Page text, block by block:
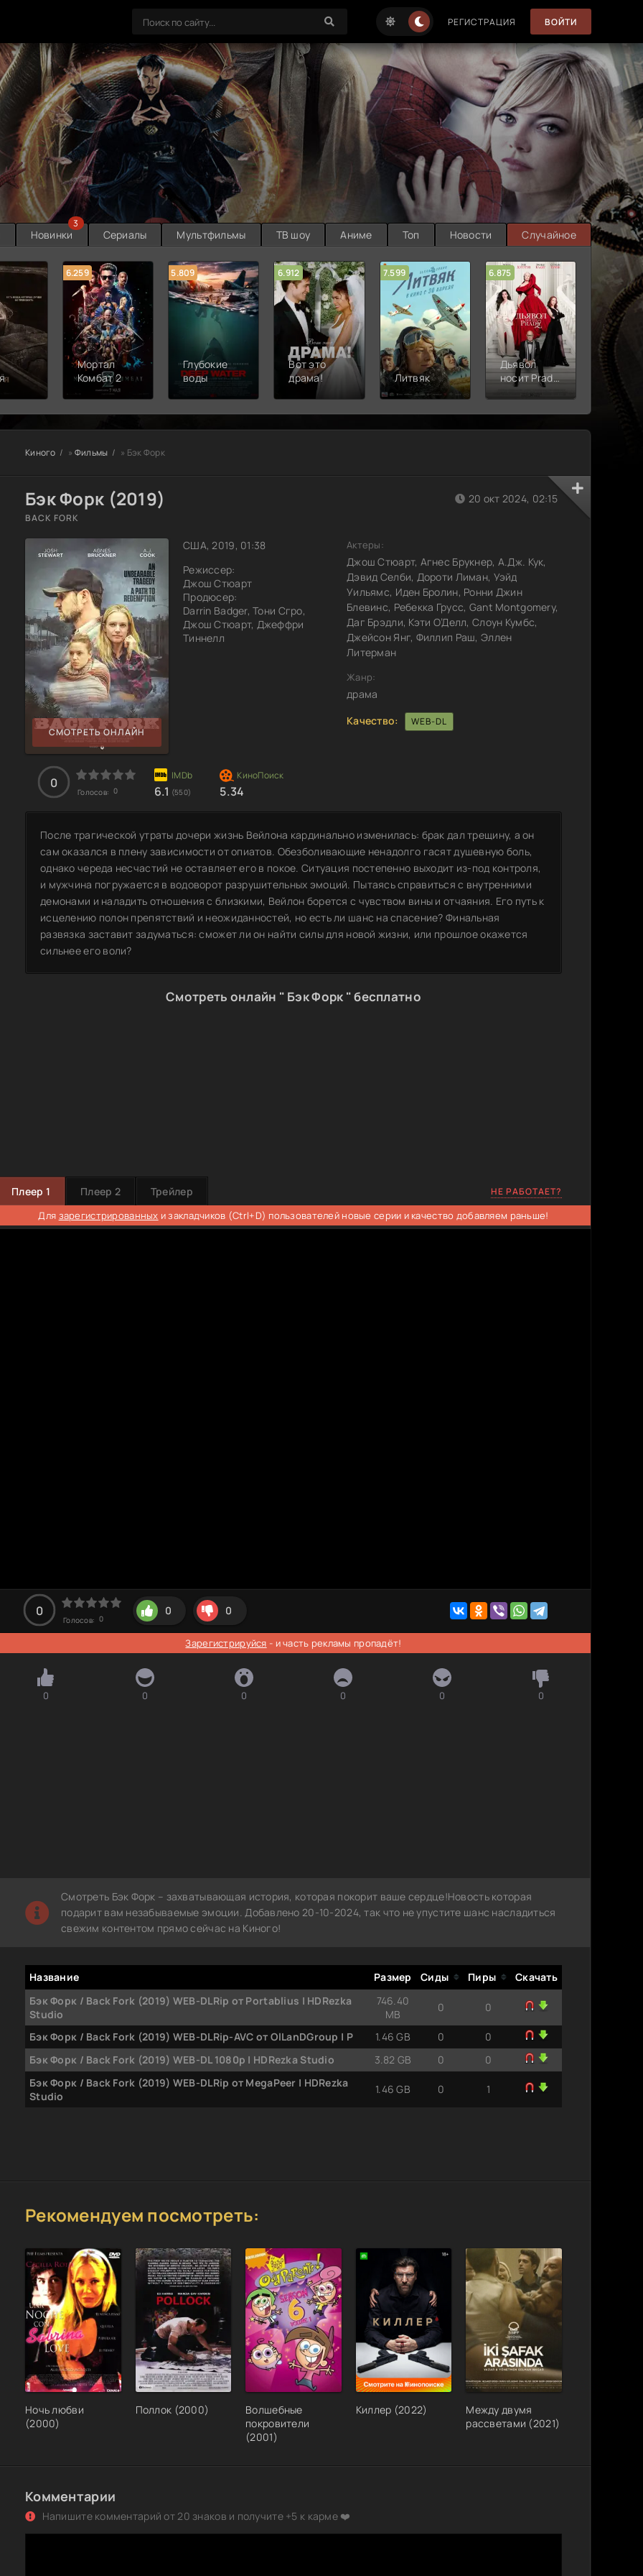
РЕГИСТРАЦИЯ ВОЙТИ
Новинки
3
Сериалы Мультфильмы ТВ шоу Аниме Топ Новости Случайное
6.259
Мортал
Комбат 2
5.809
Глубокие
воды
6.912
Вот это
драма!
7.599
Литвяк
6.875
Дьявол
носит Prada
2
6.314
Киного » Фильмы » Бэк Форк
Бэк Форк (2019)
BACK FORK
СМОТРЕТЬ ОНЛАЙН
США, 2019, 01:38
Режиссер:
Джош Стюарт
Продюсер:
Darrin Badger, Тони Сгро,
Джош Стюарт, Джеффри
Тиннелл
20 окт 2024, 02:15
Актеры:
Джош Стюарт, Агнес Брукнер, А.Дж. Кук,
Дэвид Селби, Дороти Лиман, Уэйд
Уильямс, Иден Бролин, Ронни Джин
Блевинс, Ребекка Грусс, Gant Montgomery,
Даг Брэдли, Кэти О’Делл, Слоун Кумбс,
Джейсон Янг, Филлип Раш, Эллен
Литерман
Жанр:
драма
Качество:
WEB-DL
0
Голосов: 0 6.1 (550) 5.34
После трагической утраты дочери жизнь Вейлона кардинально изменилась: брак дал трещину, а он
сам оказался в плену зависимости от опиатов. Обезболивающие ненадолго гасят душевную боль,
однако череда несчастий не оставляет его в покое. Ситуация постепенно выходит из-под контроля,
и мужчина погружается в водоворот разрушительных эмоций. Пытаясь справиться с внутренними
демонами и наладить отношения с близкими, Вейлон борется с чувством вины и отчаяния. Его путь к
исцелению полон препятствий и неожиданностей, но есть ли шанс на спасение? Финальная
развязка заставит задуматься: сможет ли он найти силы для новой жизни, или прошлое окажется
сильнее его воли?
Смотреть онлайн " Бэк Форк " бесплатно
Плеер 1 Плеер 2 Трейлер НЕ РАБОТАЕТ?
Для зарегистрированных и закладчиков (Ctrl+D) пользователей новые серии и качество добавляем раньше!
0
Голосов: 0
0 0
Зарегистрируйся - и часть рекламы пропадёт!
0 0 0 0 0 0
Смотреть Бэк Форк – захватывающая история, которая покорит ваше сердце!Новость которая
подарит вам незабываемые эмоции. Добавлено 20-10-2024, так что не упустите шанс насладиться
свежим контентом прямо сейчас на Киного!
Название Размер Сиды Пиры
Скачать
Бэк Форк / Back Fork (2019) WEB-DLRip от Portablius | HDRezka
Studio
746.40
MB
0 0
Бэк Форк / Back Fork (2019) WEB-DLRip-AVC от OlLanDGroup | P 1.46 GB 0
0
Бэк Форк / Back Fork (2019) WEB-DL 1080p | HDRezka Studio
3.82 GB 0
0
Бэк Форк / Back Fork (2019) WEB-DLRip от MegaPeer | HDRezka
Studio
1.46 GB 0 1
Рекомендуем посмотреть:
Ночь любви
(2000)
Поллок (2000)
Волшебные
покровители
(2001)
Киллер (2022)
Между двумя
рассветами (2021)
Комментарии
Напишите комментарий от 20 знаков и получите +5 к карме ❤️